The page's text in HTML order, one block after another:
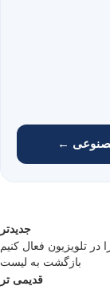
←
جدیدتر
در تلویزیون فعال کنیم
بازگشت به لیست
قدیمی تر